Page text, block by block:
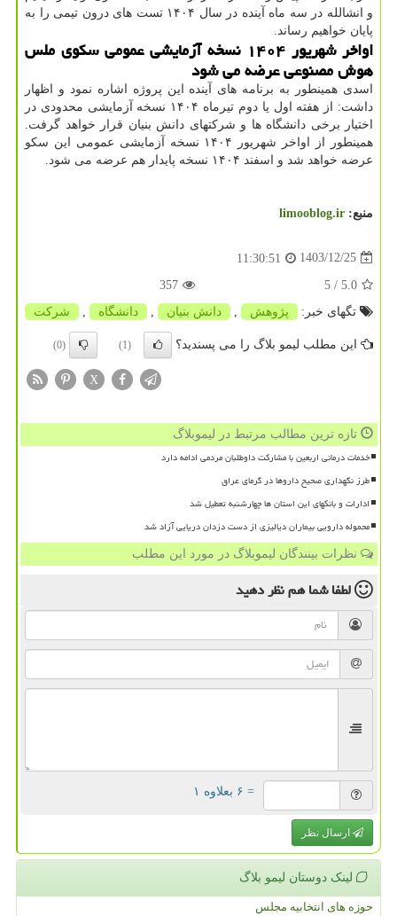
و انشالله در سه ماه آینده در سال ۱۴۰۴ تست های درون تیمی را به
پایان خواهیم رساند.
اواخر شهریور ۱۴۰۴ نسخه آزمایشی عمومی سکوی ملس
هوش مصنوعی عرضه می شود
اسدی همینطور به برنامه های آینده این پروژه اشاره نمود و اظهار
داشت: از هفته اول یا دوم تیرماه ۱۴۰۴ نسخه آزمایشی محدودی در
اختیار برخی دانشگاه ها و شرکتهای دانش بنیان قرار خواهد گرفت.
همینطور از اواخر شهریور ۱۴۰۴ نسخه آزمایشی عمومی این سکو
عرضه خواهد شد و اسفند ۱۴۰۴ نسخه پایدار هم عرضه می شود.
منبع: limooblog.ir
1403/12/25
11:30:51
5.0
/ 5
357
تگهای خبر:
پژوهش دانش بنیان دانشگاه شركت
این مطلب لیمو بلاگ را می پسندید؟ (1)
(0)
X
تازه ترین مطالب مرتبط در لیموبلاگ
خدمات درمانی اربعین با مشارکت داوطلبان مردمی ادامه دارد
طرز نگهداری صحیح داروها در گرمای عراق
ادارات و بانکهای این استان ها چهارشنبه تعطیل شد
محموله دارویی بیماران دیالیزی از دست دزدان دریایی آزاد شد
نظرات بینندگان لیموبلاگ در مورد این مطلب
لطفا شما همنظر دهید
= ۶ بعلاوه ۱
ارسال نظر
لینک دوستان لیمو بلاگ
حوزه های انتخابیه مجلس